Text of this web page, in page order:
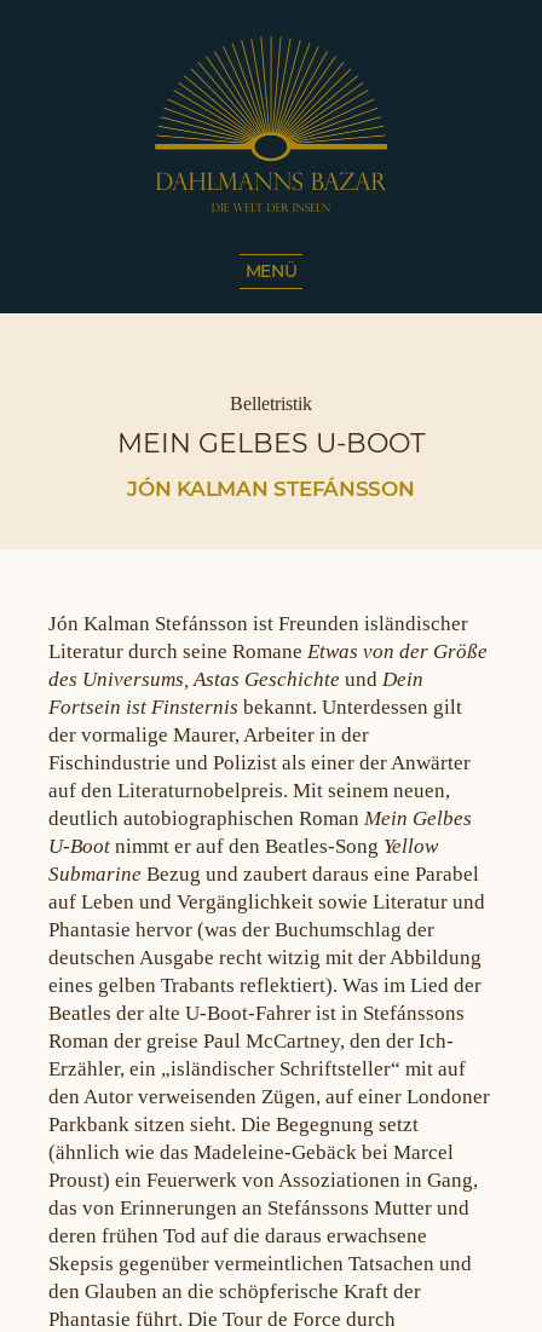
Die
|
Café
Sassnitz
MENÜ
Kategorien
Belletristik
MEIN GELBES U-BOOT
JÓN KALMAN STEFÁNSSON
Jón Kalman Stefánsson ist Freunden isländischer
Literatur durch seine Romane Etwas von der Größe
des Universums, Astas Geschichte und Dein
Fortsein ist Finsternis bekannt. Unterdessen gilt
der vormalige Maurer, Arbeiter in der
Fischindustrie und Polizist als einer der Anwärter
auf den Literaturnobelpreis. Mit seinem neuen,
deutlich autobiographischen Roman Mein Gelbes
U-Boot nimmt er auf den Beatles-Song Yellow
Submarine Bezug und zaubert daraus eine Parabel
auf Leben und Vergänglichkeit sowie Literatur und
Phantasie hervor (was der Buchumschlag der
deutschen Ausgabe recht witzig mit der Abbildung
eines gelben Trabants reflektiert). Was im Lied der
Beatles der alte U-Boot-Fahrer ist in Stefánssons
Roman der greise Paul McCartney, den der Ich-
Erzähler, ein „isländischer Schriftsteller“ mit auf
den Autor verweisenden Zügen, auf einer Londoner
Parkbank sitzen sieht. Die Begegnung setzt
(ähnlich wie das Madeleine-Gebäck bei Marcel
Proust) ein Feuerwerk von Assoziationen in Gang,
das von Erinnerungen an Stefánssons Mutter und
deren frühen Tod auf die daraus erwachsene
Skepsis gegenüber vermeintlichen Tatsachen und
den Glauben an die schöpferische Kraft der
Phantasie führt. Die Tour de Force durch